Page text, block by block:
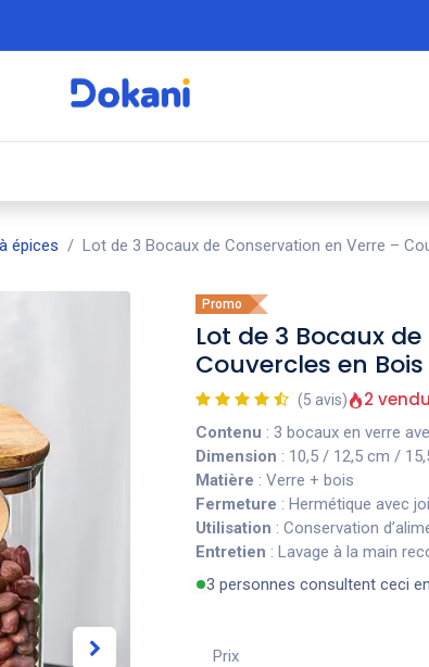
épices Lot de 3 Bocaux de Conservation en Verre –
Promo
Lot de 3 Bocaux
Couvercles en Bois
(5 avis) 2
Contenu : 3 bocaux en verre
Dimension : 10,5 / 12,5 cm /
Matière : Verre + bois
Fermeture : Hermétique avec
Utilisation : Conservation
Entretien : Lavage à la main
3 personnes consultent ceci
Prix